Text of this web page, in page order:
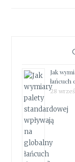
Jak
łańcuch
28